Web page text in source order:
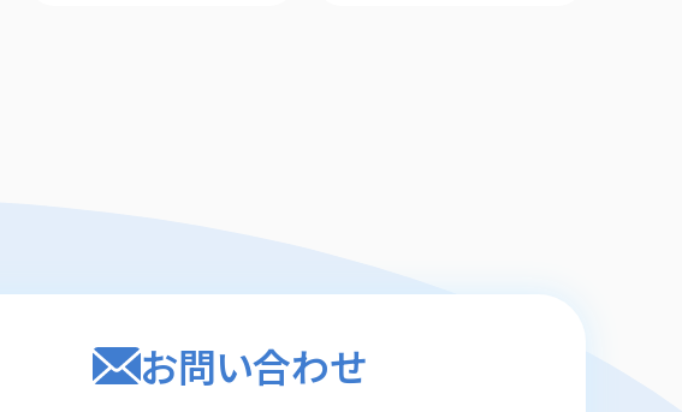
お問い合わせ